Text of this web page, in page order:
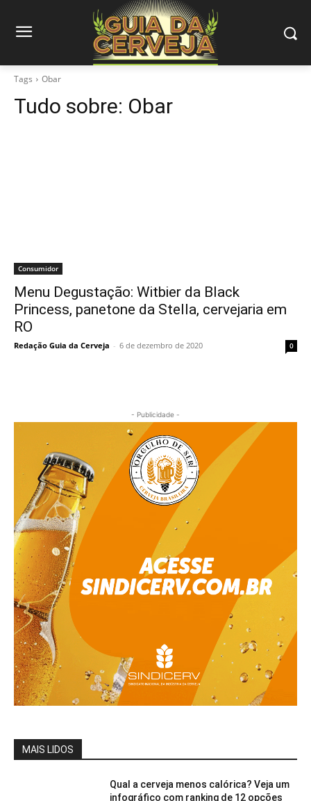
Tags Obar
Tudo sobre: Obar
Consumidor
Menu Degustação: Witbier da Black
Princess, panetone da Stella, cervejaria em
RO
Redação Guia da Cerveja - 6 de dezembro de 2020 0
- Publicidade -
MAIS LIDOS
Qual a cerveja menos calórica? Veja um
infográfico com ranking de 12 opções